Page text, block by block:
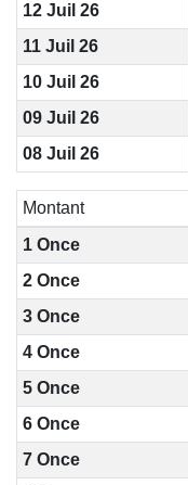
12 Juil 26
11 Juil 26
10 Juil 26
09 Juil 26
08 Juil 26
Montant
1 Once
2 Once
3 Once
4 Once
5 Once
6 Once
7 Once